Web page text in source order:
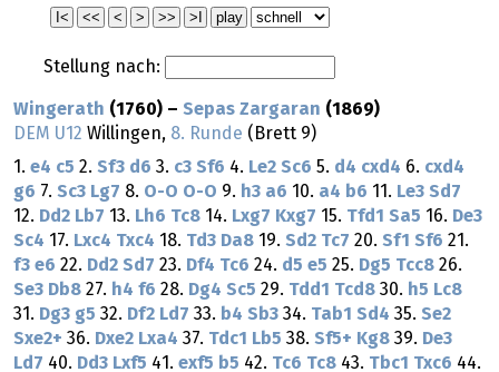
Stellung nach:
Wingerath (1760) – Sepas Zargaran (1869)
DEM U12 Willingen, 8. Runde (Brett 9)
1. e4 c5 2. Sf3 d6 3. c3 Sf6 4. Le2 Sc6 5. d4 cxd4 6. cxd4
g6 7. Sc3 Lg7 8. O-O O-O 9. h3 a6 10. a4 b6 11. Le3 Sd7
12. Dd2 Lb7 13. Lh6 Tc8 14. Lxg7 Kxg7 15. Tfd1 Sa5 16. De3
Sc4 17. Lxc4 Txc4 18. Td3 Da8 19. Sd2 Tc7 20. Sf1 Sf6 21.
f3 e6 22. Dd2 Sd7 23. Df4 Tc6 24. d5 e5 25. Dg5 Tcc8 26.
Se3 Db8 27. h4 f6 28. Dg4 Sc5 29. Tdd1 Tcd8 30. h5 Lc8
31. Dg3 g5 32. Df2 Ld7 33. b4 Sb3 34. Tab1 Sd4 35. Se2
Sxe2+ 36. Dxe2 Lxa4 37. Tdc1 Lb5 38. Sf5+ Kg8 39. De3
Ld7 40. Dd3 Lxf5 41. exf5 b5 42. Tc6 Tc8 43. Tbc1 Txc6 44.